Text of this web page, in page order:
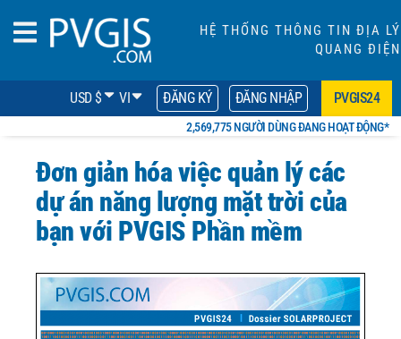
HỆ THỐNG THÔNG TIN ĐỊA LÝ
QUANG ĐIỆN
USD $ VI ĐĂNG KÝ ĐĂNG NHẬP PVGIS24
2,569,775 NGƯỜI DÙNG ĐANG HOẠT ĐỘNG*
Đơn giản hóa việc quản lý các
dự án năng lượng mặt trời của
bạn với PVGIS Phần mềm